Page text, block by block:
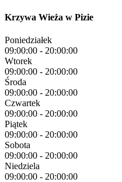
Krzywa Wieża w Pizie
Poniedziałek
09:00:00 - 20:00:00
Wtorek
09:00:00 - 20:00:00
Środa
09:00:00 - 20:00:00
Czwartek
09:00:00 - 20:00:00
Piątek
09:00:00 - 20:00:00
Sobota
09:00:00 - 20:00:00
Niedziela
09:00:00 - 20:00:00